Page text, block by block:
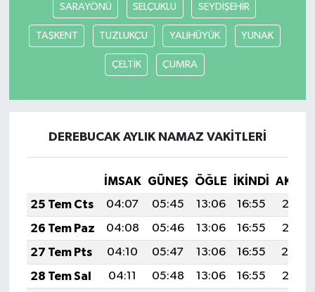
SARAYÖNÜ SELÇUKLU SEYDİŞEHİR
TAŞKENT TUZLUKÇU YALIHÜYÜK YUNAK
ÇELTİK ÇUMRA
DEREBUCAK AYLIK NAMAZ VAKITLERI
İMSAK GÜNEŞ ÖĞLE İKINDI
25 Tem Cts
04:07 05:45 13:06 16:55
20:16
26 Tem Paz
04:08 05:46 13:06 16:55
20:15
27 Tem Pts
04:10 05:47 13:06 16:55
20:14
28 Tem Sal
04:11 05:48 13:06 16:55
20:13